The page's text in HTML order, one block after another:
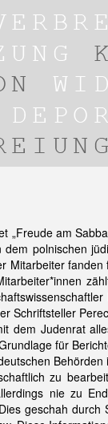
am
polnischen
Schriftsteller
dem Judenrat
für
Behörden
zu
nie zu
geschah